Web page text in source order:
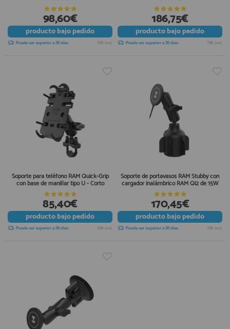
AFILIADOS
910 60 71 03
HORARIO de TIENDA:
de 10:00 a 20:00 de Lunes a Viernes
Sábados de 10:00 a 14:00
910 51 49 87
registro profesional
98,60€
productobajo pedido
Puede ser superior a 30 días IVA incl.
186,75€
productobajo pedido
Puede ser superior a 30 días IVA incl.
Soporte para teléfono RAM Quick-Grip
con base de manillar tipo U - Corto
85,40€
productobajo pedido
Puede ser superior a 30 días IVA incl.
Soporte de portavasos RAM Stubby con
cargador inalámbrico RAM Qi2 de 15W
170,45€
productobajo pedido
Puede ser superior a 30 días IVA incl.